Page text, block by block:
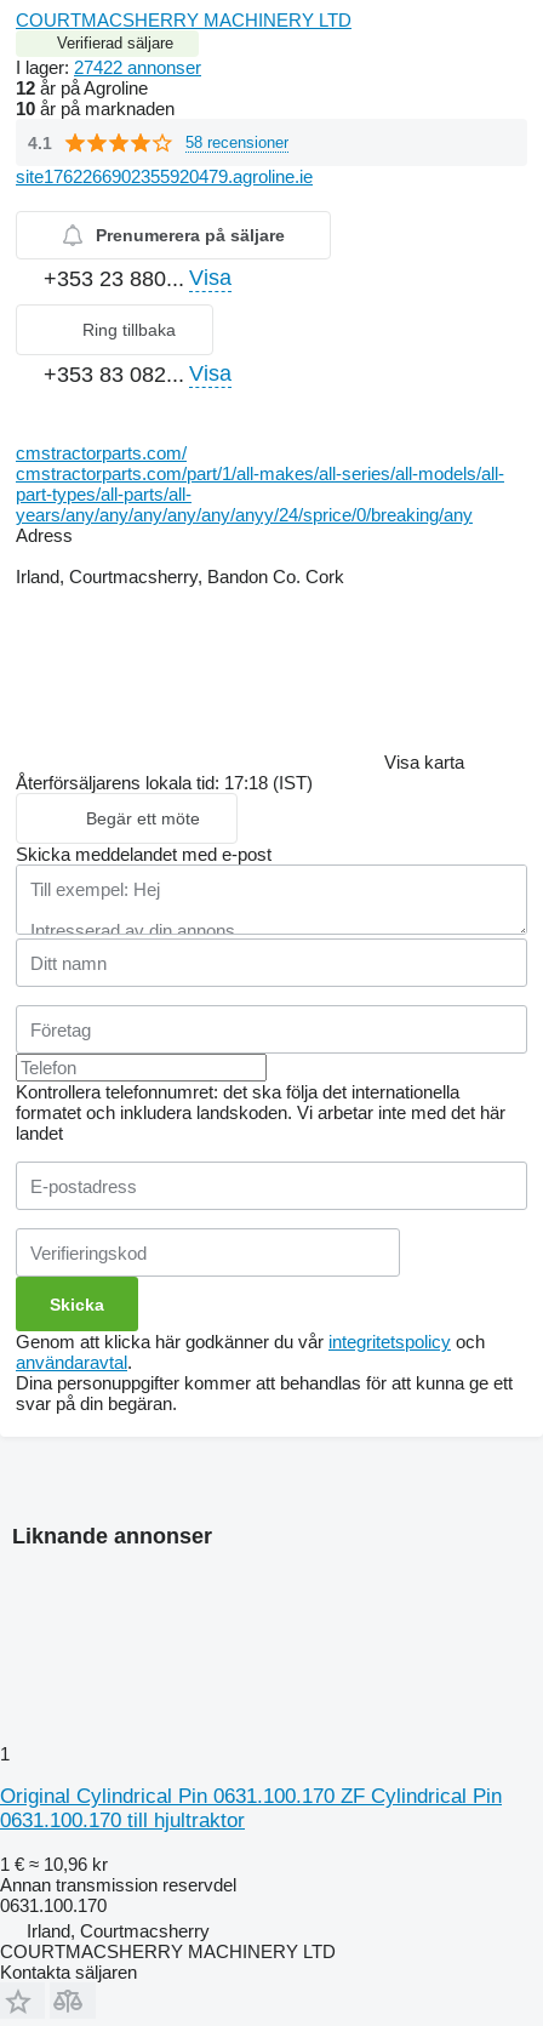
COURTMACSHERRY MACHINERY LTD
Verifierad säljare
I lager: 27422 annonser
12 år på Agroline
10 år på marknaden
4.1 58 recensioner
site1762266902355920479.agroline.ie
Prenumerera på säljare
+353 23 880... Visa
Ring tillbaka
+353 83 082... Visa
cmstractorparts.com/
cmstractorparts.com/part/1/all-makes/all-series/all-models/all-
part-types/all-parts/all-
years/any/any/any/any/any/anyy/24/sprice/0/breaking/any
Adress
Irland, Courtmacsherry, Bandon Co. Cork
Visa karta
Återförsäljarens lokala tid: 17:18 (IST)
Begär ett möte
Skicka meddelandet med e-post
Kontrollera telefonnumret: det ska följa det internationella
formatet och inkludera landskoden. Vi arbetar inte med det här
landet
Genom att klicka här godkänner du vår integritetspolicy och
användaravtal.
Dina personuppgifter kommer att behandlas för att kunna ge ett
svar på din begäran.
Liknande annonser
1
Original Cylindrical Pin 0631.100.170 ZF Cylindrical Pin
0631.100.170 till hjultraktor
1 € ≈ 10,96 kr
Annan transmission reservdel
0631.100.170
Irland, Courtmacsherry
COURTMACSHERRY MACHINERY LTD
Kontakta säljaren